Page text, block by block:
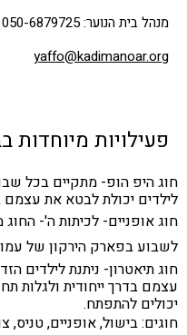
מנהל בית הנוער:050-6879725
yaffo@kadimanoar.org
פעילויות מיוחדות
חוג היפ הופ- מתקיים בכל
לילדים יכולת לבטא את עצמם
חוג אופניים- לכיתות ה'-
לשבוע בפארק הירקון של
חוג תיאטרון- ניתנת לילדים
עצמם בדרך ייחודית ולגלות
יכולים להתפתח.
חוגים: בישול, אופניים, טניס,